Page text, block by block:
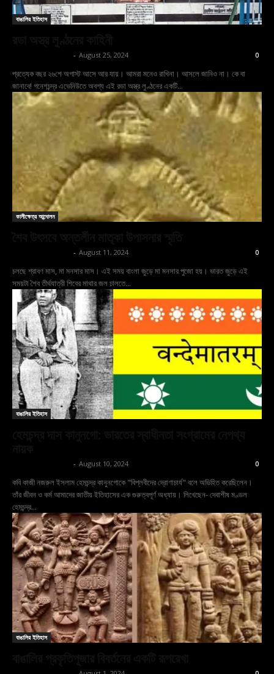
বাঙালির ইতিহাস
- August 25, 2024 0
প্রত্যেক বছর ২৬শে অগাস্ট আসে আর যায়। আমরা মনেও রাখিনা। আসলে জানিও না। কে বা
জানাবে! গনেশচন্দ্র এভেনিউতে অবশ্য এই রডা অস্ত্র লুণ্ঠনের একটি...
কালীক্ষেত্র আন্দোলন
- August 11, 2024 0
চলছে শ্রাবণ মাস, মা মনসার মাস। এই সময় বাংলা জুড়ে মা মনসার পুজো হয়। ভারত জুড়ে এই
সময়টা শৈব তীর্থযাত্রী শিবের মাথার জল ঢালতে...
বাঙালির ইতিহাস
- August 10, 2024 0
কবি কাজী নজরুল ইসলাম হেমচন্দ্র কানুনগোকে "বিপ্লবীদের দ্রোণাচার্য" বলে অভিহিত করেছিলেন।
তাঁর জীবন ও কর্ম আমাদের জাতীয় ইতিহাসের এক গুরুত্বপূর্ণ অধ্যায়। লিখেছেন- দেবাশীষ মণ্ডল
হেমচন্দ্র...
বাঙালির ইতিহাস